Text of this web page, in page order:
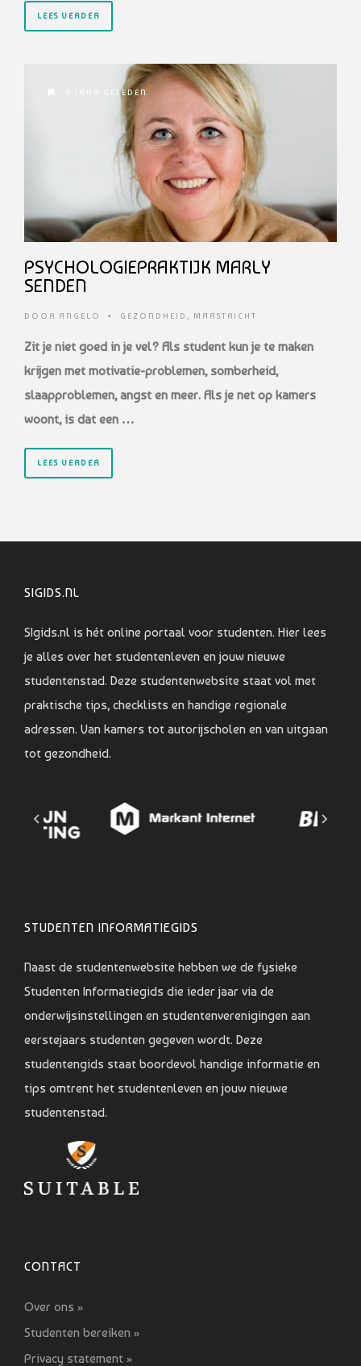
LEES VERDER
5 JAAR GELEDEN
PSYCHOLOGIEPRAKTIJK MARLY
SENDEN
DOOR ANGELO • GEZONDHEID , MAASTRICHT
Zit je niet goed in je vel? Als student kun je te maken
krijgen met motivatie-problemen, somberheid,
slaapproblemen, angst en meer. Als je net op kamers
woont, is dat een …
LEES VERDER
SIGIDS.NL
SIgids.nl is hét online portaal voor studenten. Hier lees
je alles over het studentenleven en jouw nieuwe
studentenstad. Deze studentenwebsite staat vol met
praktische tips, checklists en handige regionale
adressen. Van kamers tot autorijscholen en van uitgaan
tot gezondheid.
STUDENTEN INFORMATIEGIDS
Naast de studentenwebsite hebben we de fysieke
Studenten Informatiegids die ieder jaar via de
onderwijsinstellingen en studentenverenigingen aan
eerstejaars studenten gegeven wordt. Deze
studentengids staat boordevol handige informatie en
tips omtrent het studentenleven en jouw nieuwe
studentenstad.
CONTACT
Over ons »
Studenten bereiken »
Privacy statement »